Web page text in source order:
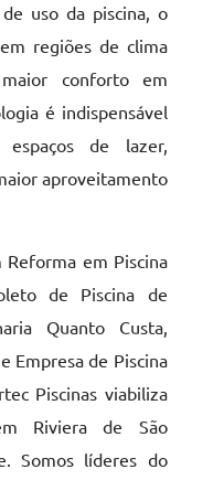
uso da piscina, o
regiões de clima
conforto em
é indispensável
de lazer,
aproveitamento
em Piscina
de Piscina de
Quanto Custa,
Empresa de Piscina
Piscinas viabiliza
Riviera de São
Somos líderes do